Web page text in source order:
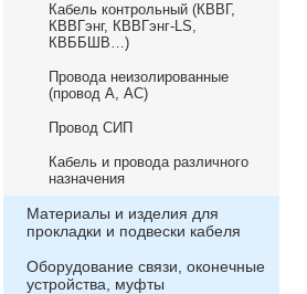
Кабель контрольный (КВВГ,
КВВГэнг, КВВГэнг-LS,
КВББШВ…)
Провода неизолированные
(провод А, АС)
Провод СИП
Кабель и провода различного
назначения
Материалы и изделия для
прокладки и подвески кабеля
Оборудование связи, оконечные
устройства, муфты